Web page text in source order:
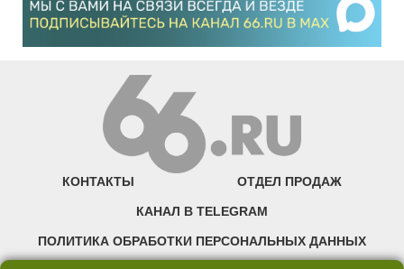
КОНТАКТЫ ОТДЕЛ ПРОДАЖ
КАНАЛ В TELEGRAM
ПОЛИТИКА ОБРАБОТКИ ПЕРСОНАЛЬНЫХ ДАННЫХ